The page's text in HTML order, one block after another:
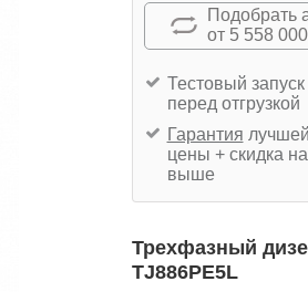
Подобрать
от 5 558
Тестовый запуск
перед отгрузкой
Гарантия лучшей
цены + скидка
выше
Трехфазный
TJ886PE5L